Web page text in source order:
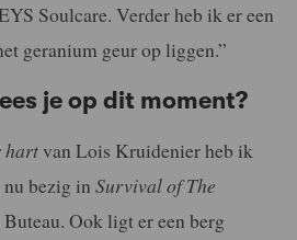
Soulcare. Verder heb ik er een
geranium geur op liggen.”
je op dit moment?
hartvan Lois Kruidenier heb ik
bezig in Survival of The
Ook ligt er een berg